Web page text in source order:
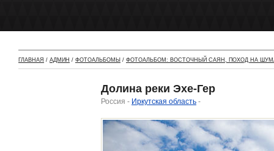
ГЛАВНАЯ / АДМИН / ФОТОАЛЬБОМЫ / ФОТОАЛЬБОМ: ВОСТОЧНЫЙ САЯН, ПОХОД НА
Долина реки Эхе-Гер
Россия - Иркутская область -